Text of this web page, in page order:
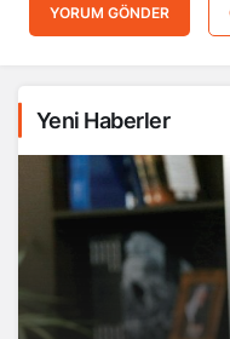
Yeni Haberler